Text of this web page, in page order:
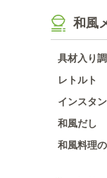
和風
具材入り
レトルト
インスタ
和風だし
和風料理